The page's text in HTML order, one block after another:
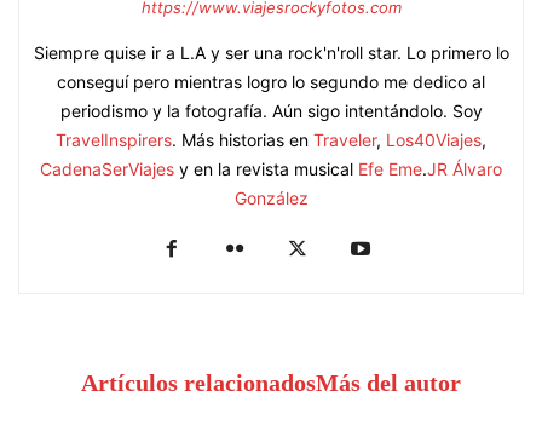
https://www.viajesrockyfotos.com
Siempre quise ir a L.A y ser una rock'n'roll star. Lo primero lo
conseguí pero mientras logro lo segundo me dedico al
periodismo y la fotografía. Aún sigo intentándolo. Soy
TravelInspirers. Más historias en Traveler, Los40Viajes,
CadenaSerViajes y en la revista musical Efe Eme.JR Álvaro
González
Artículos relacionadosMás del autor